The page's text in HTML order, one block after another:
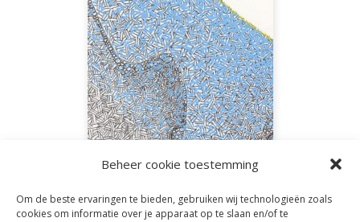
Beheer cookie toestemming
Om de beste ervaringen te bieden, gebruiken wij technologieën zoals
cookies om informatie over je apparaat op te slaan en/of te